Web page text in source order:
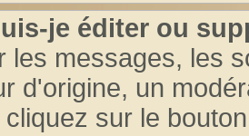
je éditer ou
les messages, les
d'origine, un
sur le